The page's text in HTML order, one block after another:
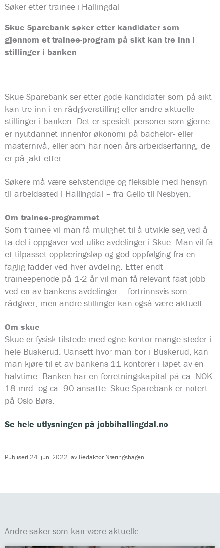
Søker etter trainee i Hallingdal
Skue Sparebank søker etter kandidater som
gjennom et trainee-program på sikt kan tre inn i
stillinger i banken
Skue Sparebank ser etter gode kandidater som på sikt
kan tre inn i en rådgiverstilling eller andre aktuelle
stillinger i banken. Det er spesielt personer som gjerne
er nyutdannet innenfor økonomi på bachelor- eller
masternivå, eller som har noen års arbeidserfaring, de
er på jakt etter.
Søkere må være selvstendige og fleksible med hensyn
til arbeidssted i Hallingdal – fra Geilo til Nesbyen.
Om trainee-programmet
Som trainee vil man få mulighet til å utvikle seg ved å
ta del i oppgaver ved ulike avdelinger i Skue. Man vil få
et tilpasset opplæringsløp og god oppfølging fra en
faglig fadder ved hver avdeling. Etter endt
traineeperiode på 1-2 år vil man få relevant fast jobb
ved en av bankens avdelinger – fortrinnsvis som
rådgiver, men andre stillinger kan også være aktuelt.
Om skue
Skue er fysisk tilstede med egne kontor mange steder i
hele Buskerud. Uansett hvor man bor i Buskerud, kan
man kjøre til et av bankens 11 kontorer i løpet av en
halvtime. Banken har en forretningskapital på ca. NOK
18 mrd. og ca. 90 ansatte. Skue Sparebank er notert
på Oslo Børs.
Se hele utlysningen på jobbihallingdal.no
Publisert24. juni 2022 av Redaktør Næringshagen
Andre saker som kan være aktuelle